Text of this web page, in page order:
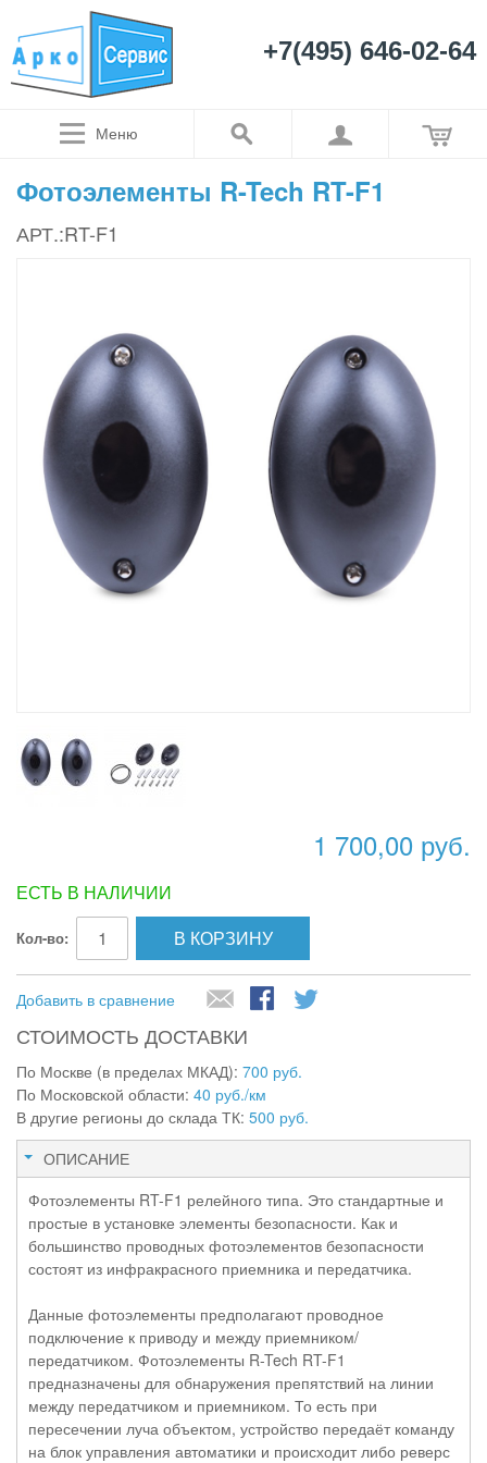
+7(495) 646-02-64
Меню
Фотоэлементы R-Tech RT-F1
АРТ.:RT-F1
1 700,00 руб.
ЕСТЬ В НАЛИЧИИ
Кол-во: В КОРЗИНУ
Добавить в сравнение
СТОИМОСТЬ ДОСТАВКИ
По Москве (в пределах МКАД): 700 руб.
По Московской области: 40 руб./км
В другие регионы до склада ТК: 500 руб.
ОПИСАНИЕ
Фотоэлементы RT-F1 релейного типа. Это стандартные и
простые в установке элементы безопасности. Как и
большинство проводных фотоэлементов безопасности
состоят из инфракрасного приемника и передатчика.
Данные фотоэлементы предполагают проводное
подключение к приводу и между приемником/
передатчиком. Фотоэлементы R-Tech RT-F1
предназначены для обнаружения препятствий на линии
между передатчиком и приемником. То есть при
пересечении луча объектом, устройство передаёт команду
на блок управления автоматики и происходит либо реверс